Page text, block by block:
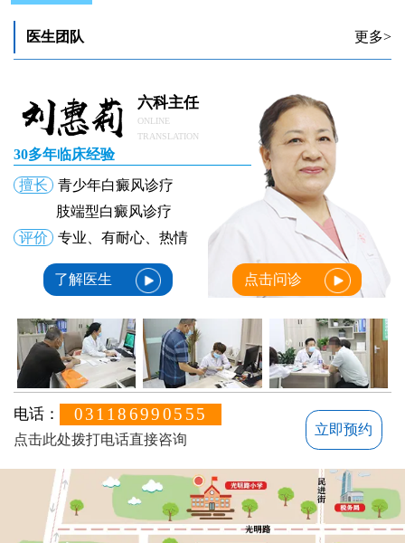
医生团队 更多>
六科主任
ONLINE
TRANSLATION
30多年临床经验
擅长
青少年白癜风诊疗
肢端型白癜风诊疗
评价
专业、有耐心、热情
了解医生 点击问诊
电话： 031186990555
点击此处拨打电话直接咨询
立即预约